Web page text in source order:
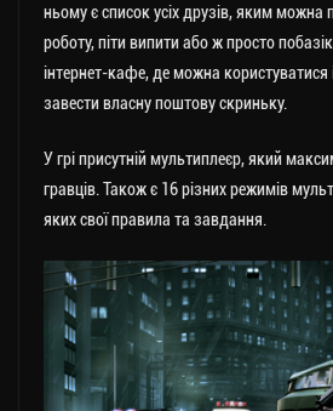
ньому є список усіх друзів, яким можна
роботу, піти випити або ж просто
інтернет-кафе, де можна користуватися
завести власну поштову скриньку.
У грі присутній мультиплеєр, який
гравців. Також є 16 різних режимів
яких свої правила та завдання.